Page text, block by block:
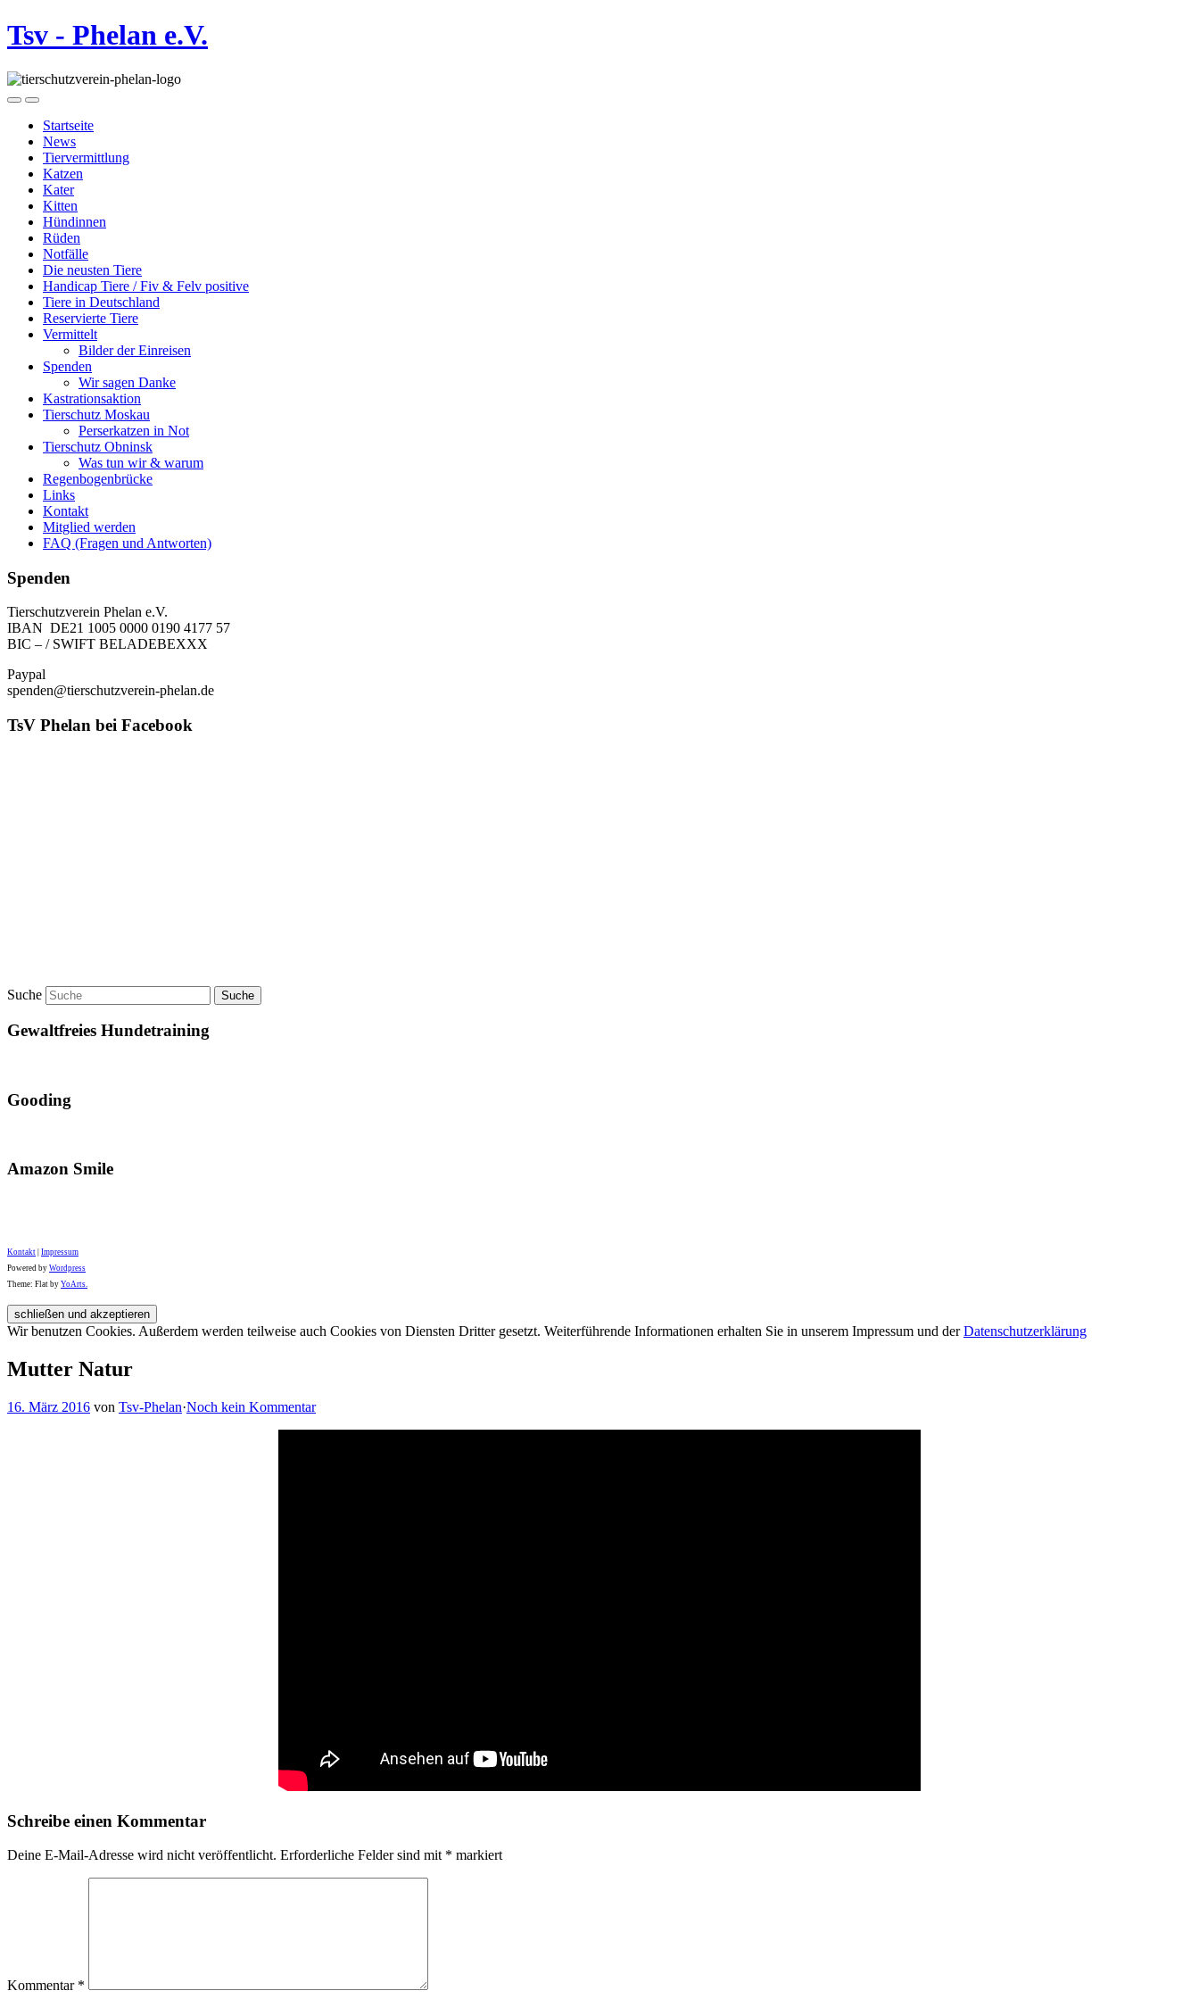
Tsv - Phelan e.V.
Startseite
News
Tiervermittlung
Katzen
Kater
Kitten
Hündinnen
Rüden
Notfälle
Die neusten Tiere
Handicap Tiere / Fiv & Felv positive
Tiere in Deutschland
Reservierte Tiere
Vermittelt
Bilder der Einreisen
Spenden
Wir sagen Danke
Kastrationsaktion
Tierschutz Moskau
Perserkatzen in Not
Tierschutz Obninsk
Was tun wir & warum
Regenbogenbrücke
Links
Kontakt
Mitglied werden
FAQ (Fragen und Antworten)
Spenden
Tierschutzverein Phelan e.V.
IBAN DE21 1005 0000 0190 4177 57
BIC – / SWIFT BELADEBEXXX
Paypal
spenden@tierschutzverein-phelan.de
TsV Phelan bei Facebook
Suche
Gewaltfreies Hundetraining
Gooding
Amazon Smile
Kontakt Impressum
Powered by Wordpress
Theme: Flat by YoArts.
Wir benutzen Cookies. Außerdem werden teilweise auch Cookies von Diensten Dritter gesetzt. Weiterführende Informationen erhalten Sie in unserem Impressum und derDatenschutzerklärung
Mutter Natur
16. März 2016 von Tsv-Phelan·Noch kein Kommentar
Schreibe einen Kommentar
Deine E-Mail-Adresse wird nicht veröffentlicht. Erforderliche Felder sind mit * markiert
Kommentar *